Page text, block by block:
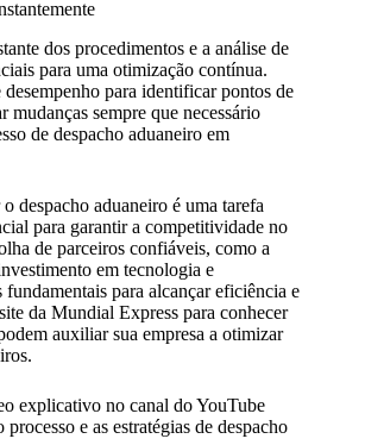
dos procedimentos e a análise de
para uma otimização contínua.
para identificar pontos de
mudanças sempre que necessário
de despacho aduaneiro em
despacho aduaneiro é uma tarefa
para garantir a competitividade no
de parceiros confiáveis, como a
em tecnologia e
fundamentais para alcançar eficiência e
da Mundial Express para conhecer
auxiliar sua empresa a otimizar
explicativo no canal do YouTube
e as estratégias de despacho